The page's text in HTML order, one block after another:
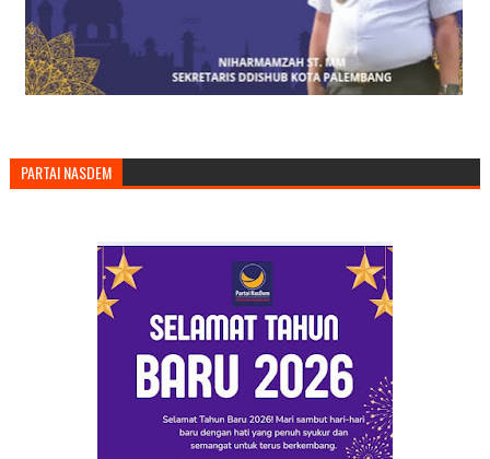
PARTAI NASDEM